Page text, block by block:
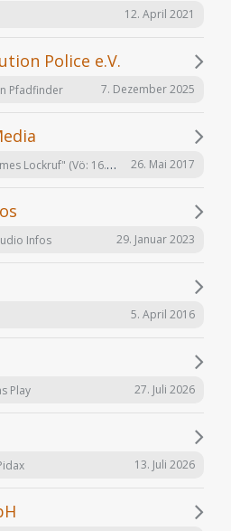
12. April 2021
Police e.V.
Pfadfinder 7. Dezember 2025
"Midnight Sin Folge 1: Sudames Lockruf" (Vö: 16.06.2017) 26. Mai 2017
Infos 29. Januar 2023
5. April 2016
Play 27. Juli 2026
13. Juli 2026